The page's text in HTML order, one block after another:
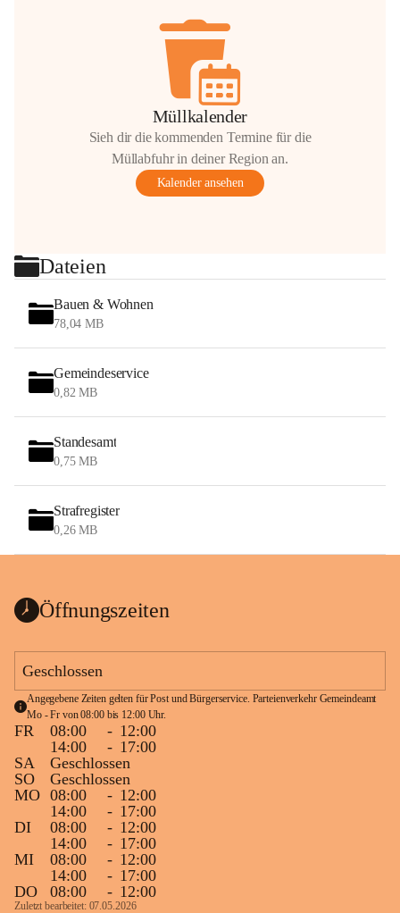
Müllkalender
Sieh dir die kommenden Termine für die
Müllabfuhr in deiner Region an.
Kalender ansehen
Dateien
Bauen & Wohnen
78,04 MB
Gemeindeservice
0,82 MB
Standesamt
0,75 MB
Strafregister
0,26 MB
Öffnungszeiten
Geschlossen
Angegebene Zeiten gelten für Post und Bürgerservice. Parteienverkehr Gemeindeamt
Mo - Fr von 08:00 bis 12:00 Uhr.
FR 08:00 - 12:00
14:00
- 17:00
SA
Geschlossen
SO
Geschlossen
MO 08:00 - 12:00
14:00
- 17:00
DI
08:00 - 12:00
14:00
- 17:00
MI
08:00 - 12:00
14:00
- 17:00
DO
08:00 - 12:00
Zuletzt bearbeitet: 07.05.2026